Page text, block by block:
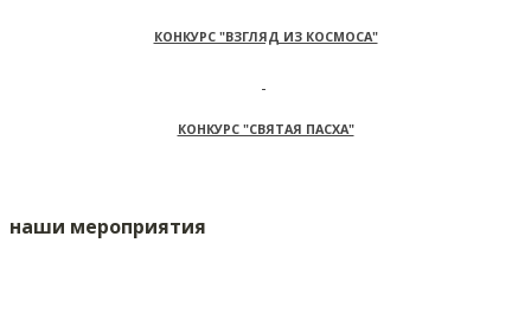
КОНКУРС "ВЗГЛЯД ИЗ КОСМОСА"
КОНКУРС "СВЯТАЯ ПАСХА"
наши мероприятия